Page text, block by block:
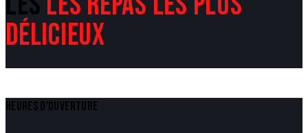
DÉLICIEUX
HEURES D'OUVERTURE